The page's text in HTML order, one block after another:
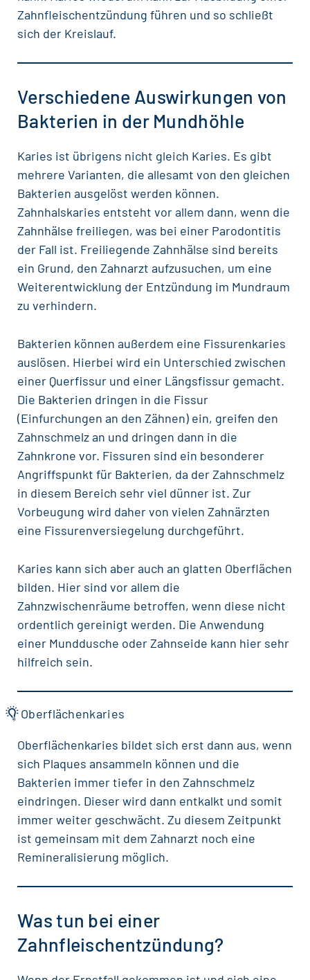
Zahnfleischentzündung führen und so schließt
sich der Kreislauf.
Verschiedene Auswirkungen von
Bakterien in der Mundhöhle
Karies ist übrigens nicht gleich Karies. Es gibt
mehrere Varianten, die allesamt von den gleichen
Bakterien ausgelöst werden können.
Zahnhalskaries entsteht vor allem dann, wenn die
Zahnhälse freiliegen, was bei einer Parodontitis
der Fall ist. Freiliegende Zahnhälse sind bereits
ein Grund, den Zahnarzt aufzusuchen, um eine
Weiterentwicklung der Entzündung im Mundraum
zu verhindern.
Bakterien können außerdem eine Fissurenkaries
auslösen. Hierbei wird ein Unterschied zwischen
einer Querfissur und einer Längsfissur gemacht.
Die Bakterien dringen in die Fissur
(Einfurchungen an den Zähnen) ein, greifen den
Zahnschmelz an und dringen dann in die
Zahnkrone vor. Fissuren sind ein besonderer
Angriffspunkt für Bakterien, da der Zahnschmelz
in diesem Bereich sehr viel dünner ist. Zur
Vorbeugung wird daher von vielen Zahnärzten
eine Fissurenversiegelung durchgeführt.
Karies kann sich aber auch an glatten Oberflächen
bilden. Hier sind vor allem die
Zahnzwischenräume betroffen, wenn diese nicht
ordentlich gereinigt werden. Die Anwendung
einer Munddusche oderZahnseide kann hier sehr
hilfreich sein.
Oberflächenkaries
Oberflächenkaries bildet sich erst dann aus, wenn
sich Plaques ansammeln können und die
Bakterien immer tiefer in den Zahnschmelz
eindringen. Dieser wird dann entkalkt und somit
immer weiter geschwächt. Zu diesem Zeitpunkt
ist gemeinsam mit dem Zahnarzt noch eine
Remineralisierung möglich.
Was tun bei einer
Zahnfleischentzündung?